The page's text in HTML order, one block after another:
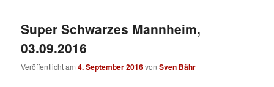
Super Schwarzes Mannheim,
03.09.2016
Veröffentlicht am4. September 2016vonSven Bähr